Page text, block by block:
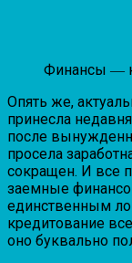
Финансы ―
Опять же,
принесла
после
просела
сокращен. И все
заемные
единственным
кредитование
оно буквально